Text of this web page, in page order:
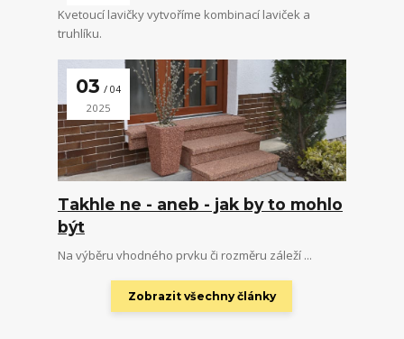
Kvetoucí lavičky vytvoříme kombinací laviček a
truhlíku.
03 04
2025
Takhle ne - aneb - jak by to mohlo
být
Na výběru vhodného prvku či rozměru záleží ...
Zobrazit všechny články